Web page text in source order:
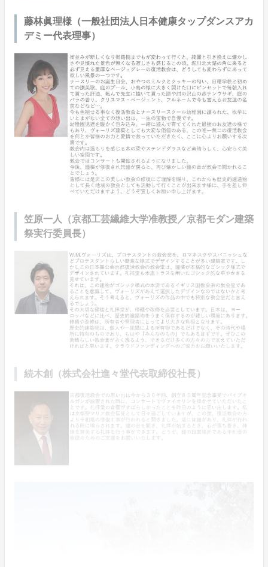
藤林眞理様（一般社団法人日本健康タップダンスアカ
デミー代表理事）
笠原一人（京都工芸繊維大学准教授／京都モダン建築
祭実行委員長）
続木創（株式会社進々堂代表取締役社長）